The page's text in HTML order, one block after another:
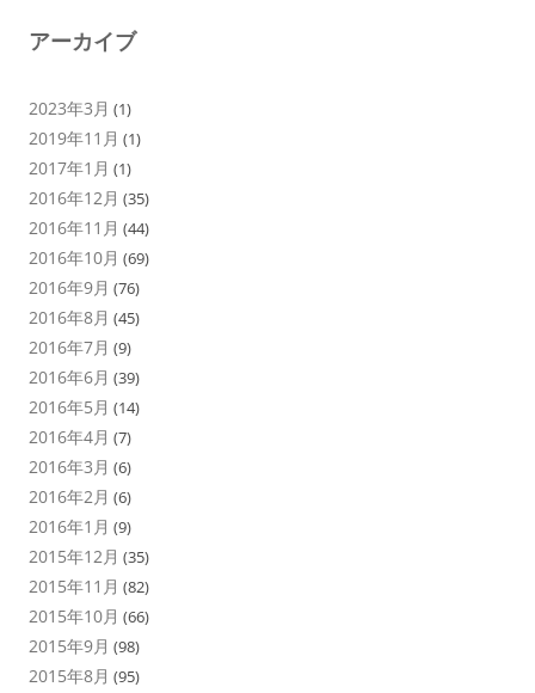
アーカイブ
2023年3月 (1)
2019年11月 (1)
2017年1月 (1)
2016年12月 (35)
2016年11月 (44)
2016年10月 (69)
2016年9月 (76)
2016年8月 (45)
2016年7月 (9)
2016年6月 (39)
2016年5月 (14)
2016年4月 (7)
2016年3月 (6)
2016年2月 (6)
2016年1月 (9)
2015年12月 (35)
2015年11月 (82)
2015年10月 (66)
2015年9月 (98)
2015年8月 (95)